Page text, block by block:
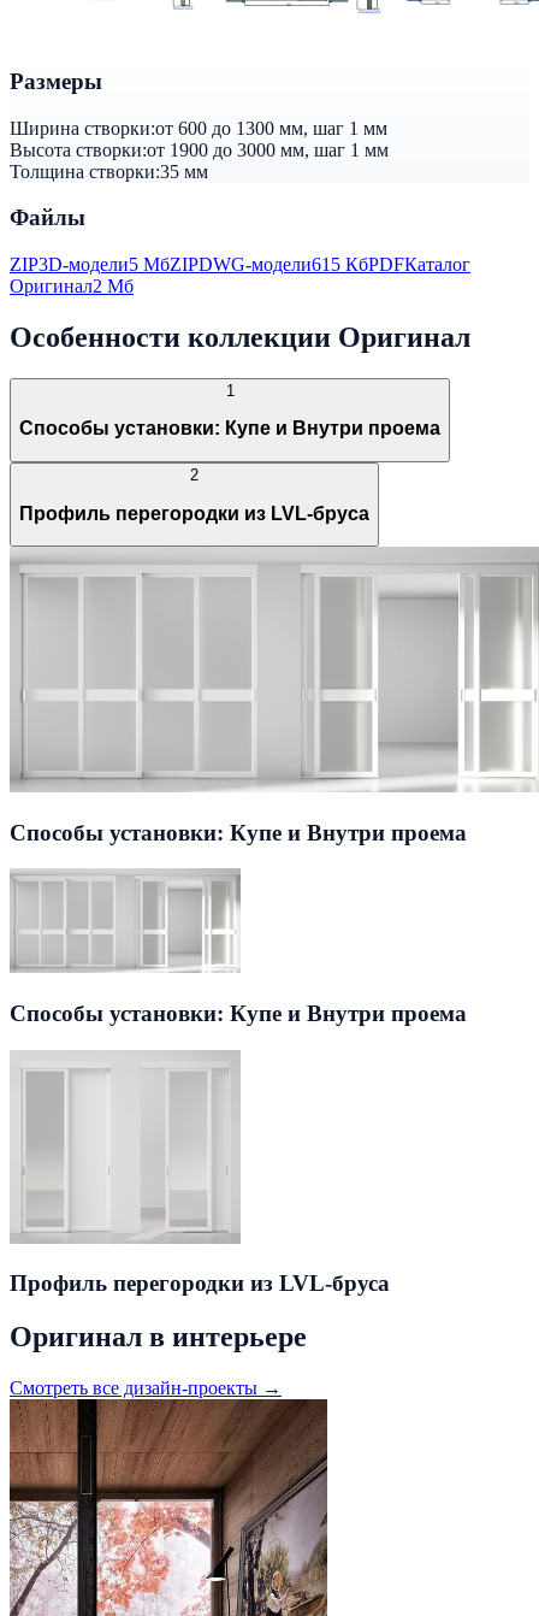
Размеры
Ширина створки:от 600 до 1300 мм, шаг 1 мм
Высота створки:от 1900 до 3000 мм, шаг 1 мм
Толщина створки:35 мм
Файлы
ZIP3D-модели5 МбZIPDWG-модели615 КбPDFКаталог
Оригинал2 Мб
Особенности коллекции Оригинал
1
Способы установки: Купе и Внутри проема
2
Профиль перегородки из LVL-бруса
Способы установки: Купе и Внутри проема
Способы установки: Купе и Внутри проема
Профиль перегородки из LVL-бруса
Оригинал в интерьере
Смотреть все дизайн-проекты →